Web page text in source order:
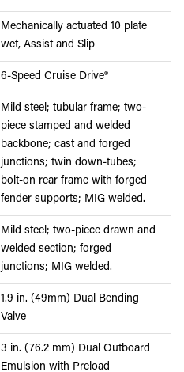
Mechanically actuated 10 plate
wet, Assist and Slip
6-Speed Cruise Drive®
Mild steel; tubular frame; two-
piece stamped and welded
backbone; cast and forged
junctions; twin down-tubes;
bolt-on rear frame with forged
fender supports; MIG welded.
Mild steel; two-piece drawn and
welded section; forged
junctions; MIG welded.
1.9 in. (49mm) Dual Bending
Valve
3 in. (76.2 mm) Dual Outboard
Emulsion with Preload